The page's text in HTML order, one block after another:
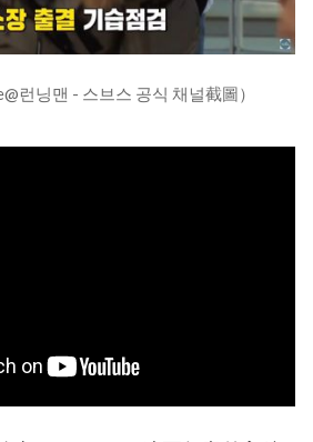
런닝맨 - 스브스 공식 채널截圖）